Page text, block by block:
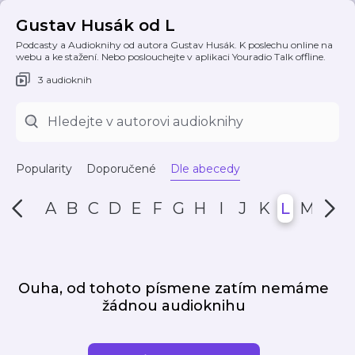
Gustav Husák od L
Podcasty a Audioknihy od autora Gustav Husák. K poslechu online na
webu a ke stažení. Nebo poslouchejte v aplikaci Youradio Talk offline.
3 audioknih
Popularity Doporučené Dle abecedy
A B C D E F G H I J K L M N
Ouha, od tohoto písmene zatím nemáme
žádnou audioknihu